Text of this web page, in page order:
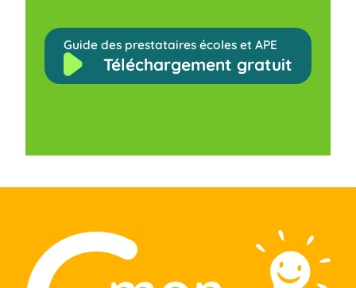
Guide des prestataires écoles et APE
Téléchargement gratuit